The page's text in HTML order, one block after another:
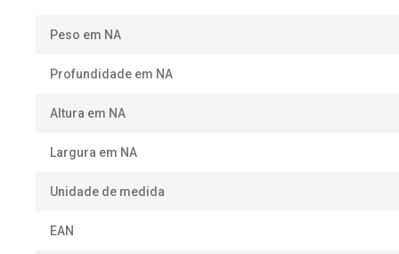
Peso em NA
Profundidade em NA
Altura em NA
Largura em NA
Unidade de medida
EAN